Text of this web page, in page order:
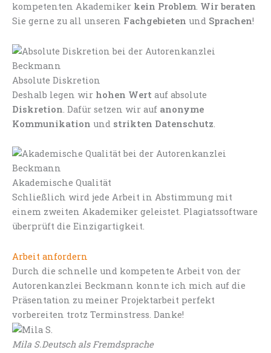
kompetenten Akademiker kein Problem. Wir beraten
Sie gerne zu all unseren Fachgebieten und Sprachen!
Absolute Diskretion
Deshalb legen wir hohen Wert auf absolute
Diskretion . Dafür setzen wir auf anonyme
Kommunikation und strikten Datenschutz
Akademische Qualität
Schließlich wird jede Arbeit in Abstimmung mit
einem zweiten Akademiker geleistet. Plagiatssoftware
überprüft die Einzigartigkeit.
Arbeit anfordern
Durch die schnelle und kompetente Arbeit von der
Autorenkanzlei Beckmann konnte ich mich auf die
Präsentation zu meiner Projektarbeit perfekt
vorbereiten trotz Terminstress. Danke!
Mila S.Deutsch als Fremdsprache